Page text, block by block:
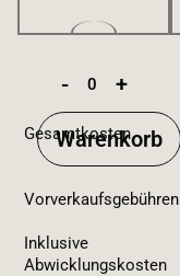
- 0 +
Gesamtkosten
Vorverkaufsgebühren
Inklusive
Abwicklungskosten
Warenkorb